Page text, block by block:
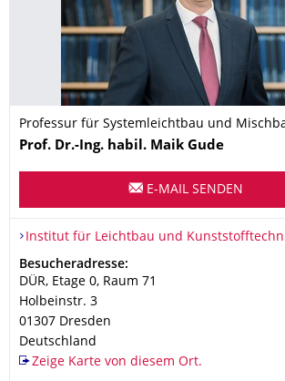
Professur für Systemleichtbau und
Name
Prof. Dr.-Ing. habil. Maik Gude
E-MAIL SENDEN
Organisationsname
Institut für Leichtbau und
Institut für Leichtbau und
Adresse
Besucheradresse:
DÜR, Etage 0, Raum 71
Holbeinstr. 3
01307 Dresden
Deutschland
Zeige Karte von diesem Ort.